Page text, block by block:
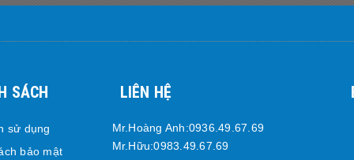
SÁCH
sử dụng
bảo mật
LIÊN HỆ
Mr.Hoàng Anh:0936.49.67.69
Mr.Hữu:0983.49.67.69